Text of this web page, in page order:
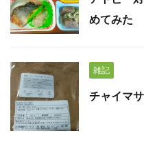
めてみた
雑記
チャイマ